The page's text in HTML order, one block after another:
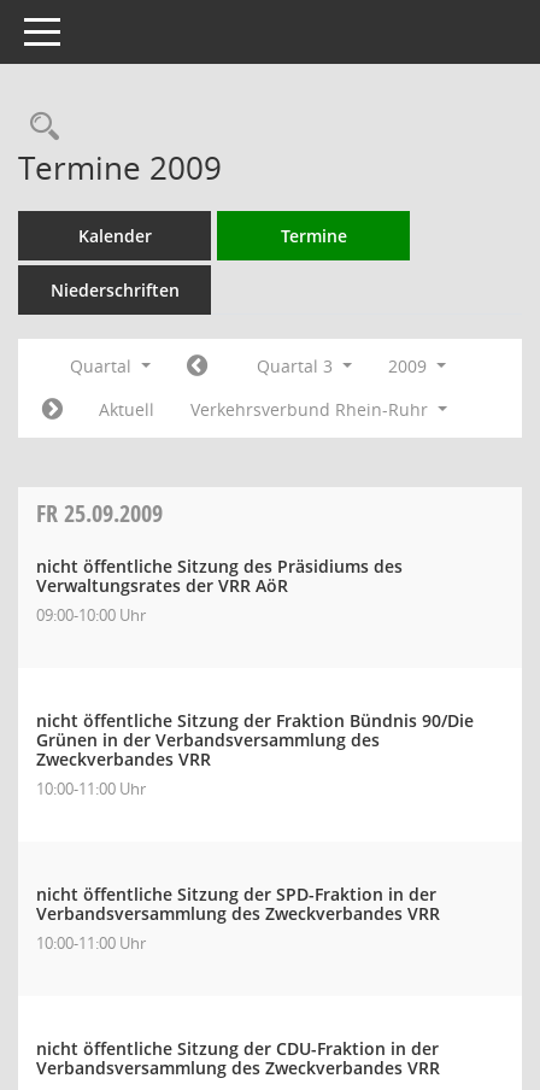
Toggle navigation
Rechercheauswahl
Termine 2009
Kalender Termine
Niederschriften
Quartal Quartal 3
2009
Aktuell
Verkehrsverbund Rhein-Ruhr
FR25.09.2009
nicht öffentliche Sitzung des Präsidiums des
Verwaltungsrates der VRR AöR
09:00-10:00 Uhr
nicht öffentliche Sitzung der Fraktion Bündnis 90/Die
Grünen in der Verbandsversammlung des
Zweckverbandes VRR
10:00-11:00 Uhr
nicht öffentliche Sitzung der SPD-Fraktion in der
Verbandsversammlung des Zweckverbandes VRR
10:00-11:00 Uhr
nicht öffentliche Sitzung der CDU-Fraktion in der
Verbandsversammlung des Zweckverbandes VRR